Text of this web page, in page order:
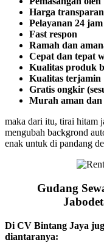
Harga
Pelayanan 24 jam
Fast respon
Ramah dan
Cepat dan tepat
Kualitas produk
Kualitas terjamin
Gratis ongkir
Murah aman dan
maka dari itu, tirai hitam
mengubah backgrond
enak untuk di pandang
Gudang
Di CV Bintang Jaya
diantaranya: